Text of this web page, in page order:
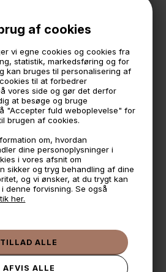
af cookies
vi egne cookies og cookies fra
statistik, markedsføring og for
kan bruges til personalisering af
til at forbedrer
vores side og gør det derfor
at besøge og bruge
"Accepter fuld weboplevelse" for
brugen af cookies.
om, hvordan
dine personoplysninger i
i vores afsnit om
sikker og tryg behandling af dine
og vi ønsker, at du trygt kan
i denne forvisning. Se også
her.
eller kogebog skal stå er 3,5 cm
metal. Produceret og Designet i
kurven, er den på lager
anmeldelser ★★★★★
ellers fra 49,- med GLS
(9-12)
(24/7)